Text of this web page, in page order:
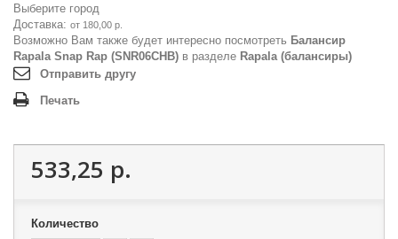
Выберите город
Доставка: от 180,00 р.
Возможно Вам также будет интересно посмотреть Балансир
Rapala Snap Rap (SNR06CHB) в разделе Rapala (балансиры)
Отправить другу
Печать
533,25 р.
Количество